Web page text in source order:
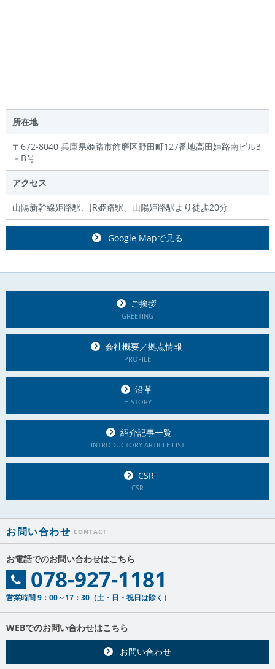
所在地
〒672‐8040 兵庫県姫路市飾磨区野田町127番地高田姫路南ビル3
－B号
アクセス
山陽新幹線姫路駅、JR姫路駅、山陽姫路駅より徒歩20分
Google Mapで見る
ご挨拶
GREETING
会社概要／拠点情報
PROFILE
沿革
HISTORY
紹介記事一覧
INTRODUCTORY ARTICLE LIST
CSR
CSR
お問い合わせ
お電話でのお問い合わせはこちら
078-927-1181
営業時間 9：00～17：30（土・日・祝日は除く）
WEBでのお問い合わせはこちら
お問い合わせ